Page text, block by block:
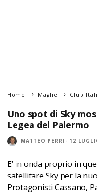
Home Maglie Club
Uno spot di Sky
Legea del Palermo
MATTEO PERRI · 12
E’ in onda proprio in
satellitare Sky per la
Protagonisti Cassano,